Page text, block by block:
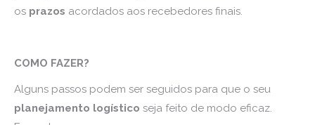
os prazos acordados aos recebedores finais.
COMO FAZER?
Alguns passos podem ser seguidos para que o seu
planejamento logístico seja feito de modo eficaz.